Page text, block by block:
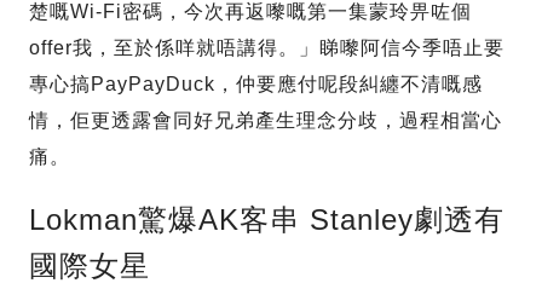
楚嘅Wi-Fi密碼，今次再返嚟嘅第一集蒙玲畀咗個
offer我，至於係咩就唔講得。」睇嚟阿信今季唔止要
專心搞PayPayDuck，仲要應付呢段糾纏不清嘅感
情，佢更透露會同好兄弟產生理念分歧，過程相當心
痛。
Lokman驚爆AK客串 Stanley劇透有
國際女星